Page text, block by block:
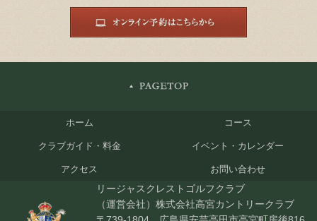
ホーム コース
クラブガイド・料金 イベント・カレンダー
アクセス お問い合わせ
リージャスクレストゴルフクラブ
（運営会社）株式会社高宮カントリークラブ